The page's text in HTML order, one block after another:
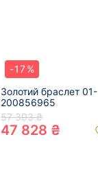
-17%
Золотий браслет 01-
200856965
57 393 ₴
47 828 ₴